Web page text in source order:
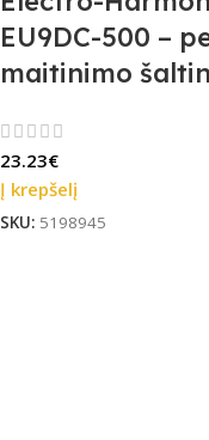
EU9DC-500 –
maitinimo
23.23€
Į krepšelį
SKU: 5198945